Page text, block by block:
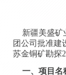
新疆美盛矿
团公司批准建
苏金铜矿勘探
一、 项目名